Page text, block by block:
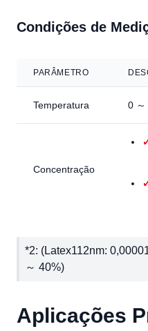
Condições de
PARÂMETRO
Temperatura 0 ～
Concentração
*2: (Latex112nm:
～ 40%)
Aplicações